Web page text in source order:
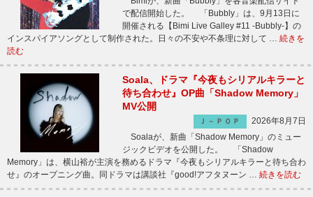
で配信開始した。 「Bubbly」は、9月13日に
開催される【Bimi Live Galley #11 -Bubbly-】の
インスパイアソングとして制作された。日々の不安や不条理に対して … 続きを
読む
Soala、ドラマ『今夜もシリアルキラーと
待ち合わせ』OP曲「Shadow Memory」
MV公開
Ｊ－ＰＯＰ
2026年8月7日
Soalaが、新曲「Shadow Memory」のミュー
ジックビデオを公開した。 「Shadow
Memory」は、横山裕が主演を務めるドラマ『今夜もシリアルキラーと待ち合わ
せ』のオープニング曲。同ドラマは講談社『good!アフタヌーン … 続きを読む